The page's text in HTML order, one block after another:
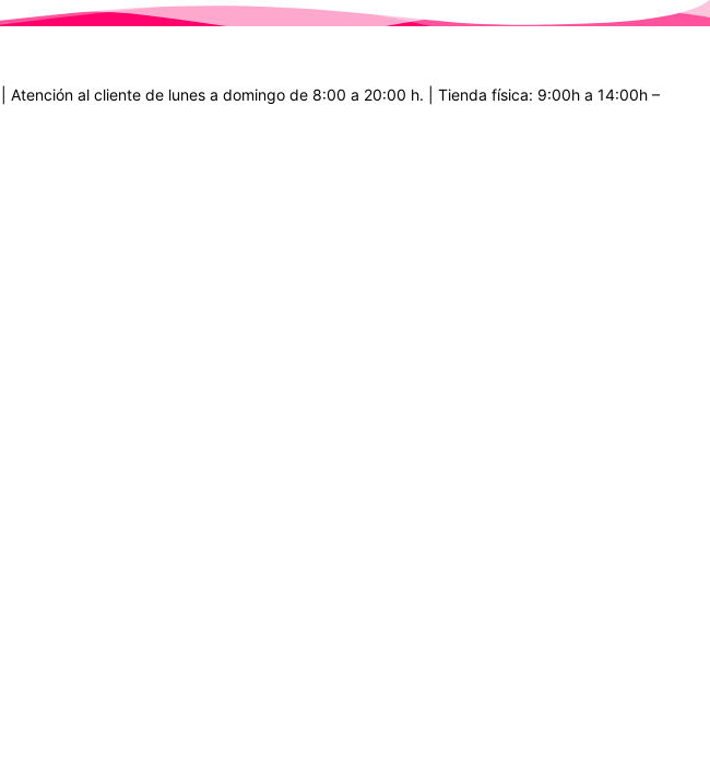
| Atención al cliente de lunes a domingo de 8:00 a 20:00 h. | Tienda física: 9:00h a 14:00h –